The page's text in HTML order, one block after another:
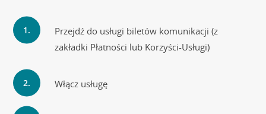
Przejdź do usługi biletów komunikacji (z
zakładki Płatności lub Korzyści-Usługi)
Włącz usługę